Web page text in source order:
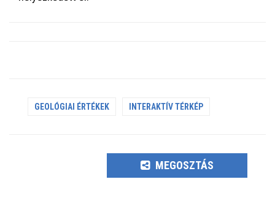
GEOLÓGIAI ÉRTÉKEK INTERAKTÍV TÉRKÉP
MEGOSZTÁS